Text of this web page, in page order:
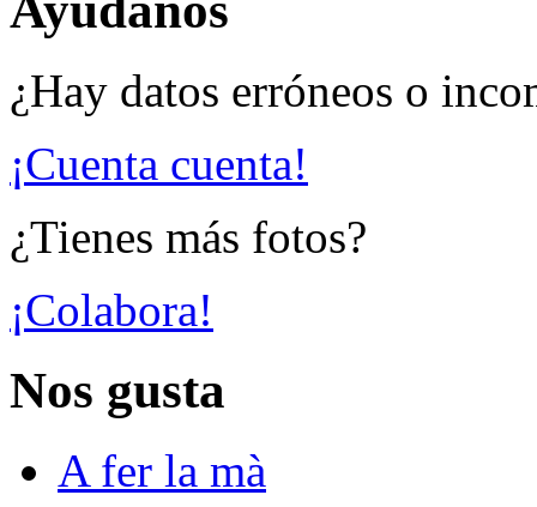
¿Hay datos erróneos o
¡Cuenta cuenta!
¿Tienes más fotos?
¡Colabora!
Nos gusta
A fer la mà